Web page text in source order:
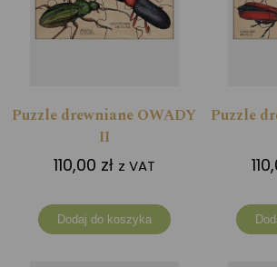
Puzzle drewniane OWADY
II
110,00 zł z VAT
Dodaj do koszyka
Puzzle